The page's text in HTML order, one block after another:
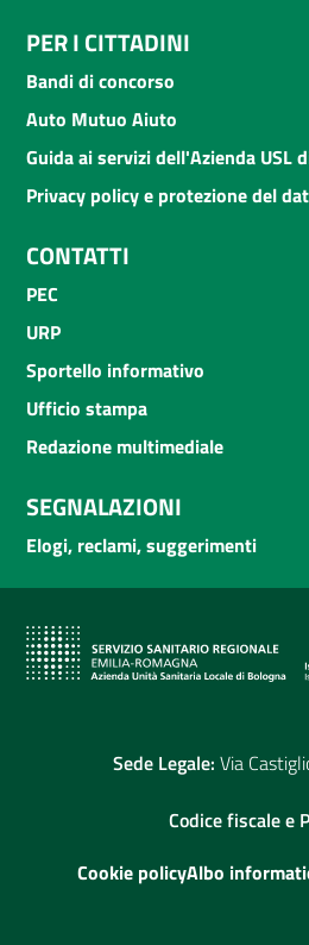
PER I CITTADINI
Bandi di concorso
Auto Mutuo Aiuto
Guida ai servizi dell'Azienda USL
Privacy policy e protezione del
CONTATTI
PEC
URP
Sportello informativo
Ufficio stampa
Redazione multimediale
SEGNALAZIONI
Elogi, reclami, suggerimenti
Sede Legale: Via
Codice fiscale e
Cookie policyAlbo